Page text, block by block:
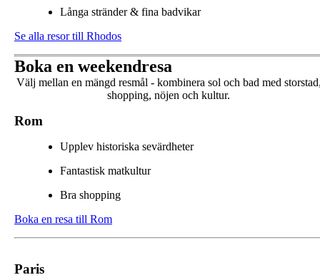
Långa stränder & fina badvikar
Se alla resor till Rhodos
Boka en weekendresa
Välj mellan en mängd resmål - kombinera sol och bad med
shopping, nöjen och kultur.
Rom
Upplev historiska sevärdheter
Fantastisk matkultur
Bra shopping
Boka en resa till Rom
Paris